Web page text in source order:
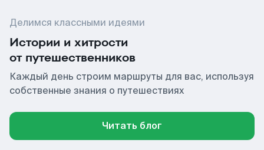
Делимся классными идеями
Истории и хитрости
от путешественников
Каждый день строим маршруты для вас, используя
собственные знания о путешествиях
Читать блог